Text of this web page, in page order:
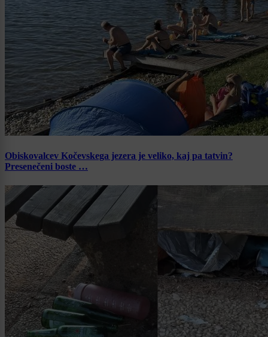
Obiskovalcev Kočevskega jezera je veliko, kaj pa tatvin?
Presenečeni boste …